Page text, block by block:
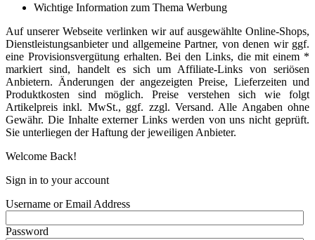
Wichtige Information zum Thema Werbung
Auf unserer Webseite verlinken wir auf ausgewählte Online-Shops,
Dienstleistungsanbieter und allgemeine Partner, von denen wir ggf.
eine Provisionsvergütung erhalten. Bei den Links, die mit einem *
markiert sind, handelt es sich um Affiliate-Links von seriösen
Anbietern. Änderungen der angezeigten Preise, Lieferzeiten und
Produktkosten sind möglich. Preise verstehen sich wie folgt
Artikelpreis inkl. MwSt., ggf. zzgl. Versand. Alle Angaben ohne
Gewähr. Die Inhalte externer Links werden von uns nicht geprüft.
Sie unterliegen der Haftung der jeweiligen Anbieter.
Welcome Back!
Sign in to your account
Username or Email Address
Password